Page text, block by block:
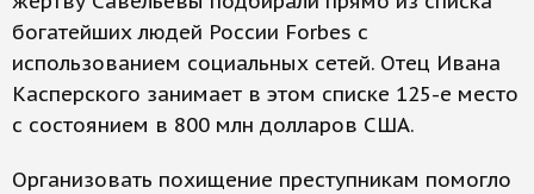
богатейших людей России Forbes с
использованием социальных сетей. Отец Ивана
Касперского занимает в этом списке 125-е место
с состоянием в 800 млн долларов США.
Организовать похищение преступникам помогло